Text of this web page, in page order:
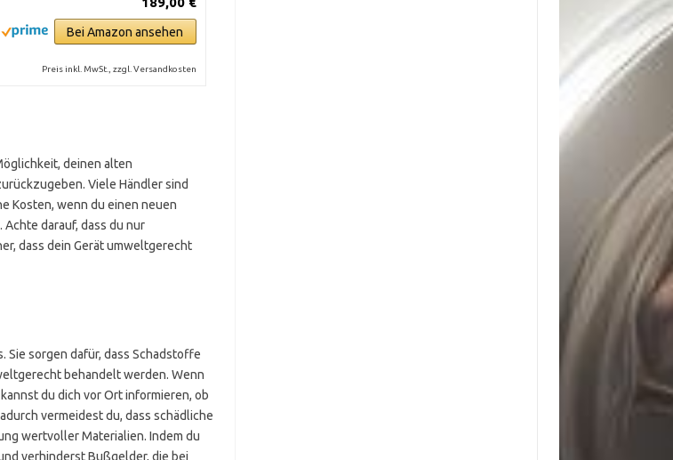
Bei Amazon ansehen
Preis inkl. MwSt., zzgl. Versandkosten
deinen alten
Viele Händler sind
Kosten, wenn du einen neuen
darauf, dass du nur
dass dein Gerät umweltgerecht
Sie sorgen dafür, dass Schadstoffe
behandelt werden. Wenn
du dich vor Ort informieren, ob
vermeidest du, dass schädliche
wertvoller Materialien. Indem du
verhinderst Bußgelder, die bei